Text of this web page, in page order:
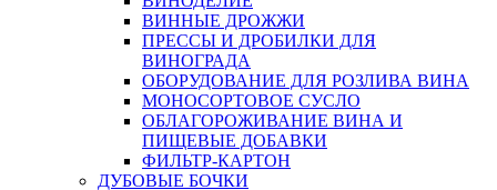
ВИННЫЕ ДРОЖЖИ
ПРЕССЫ И ДРОБИЛКИ ДЛЯ
ВИНОГРАДА
ОБОРУДОВАНИЕ ДЛЯ РОЗЛИВА ВИНА
МОНОСОРТОВОЕ СУСЛО
ОБЛАГОРОЖИВАНИЕ ВИНА И
ПИЩЕВЫЕ ДОБАВКИ
ФИЛЬТР-КАРТОН
ДУБОВЫЕ БОЧКИ